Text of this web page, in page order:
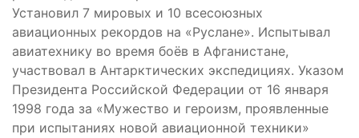
Установил 7 мировых и 10 всесоюзных
авиационных рекордов на «Руслане». Испытывал
авиатехнику во время боёв в Афганистане,
участвовал в Антарктических экспедициях. Указом
Президента Российской Федерации от 16 января
1998 года за «Мужество и героизм, проявленные
при испытаниях новой авиационной техники»